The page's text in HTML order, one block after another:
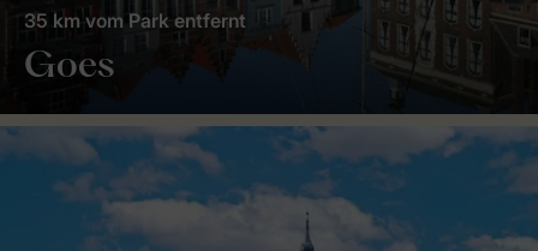
Goes
35 km vom Park entfernt